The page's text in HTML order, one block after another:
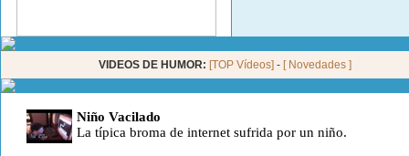
VIDEOS DE HUMOR: [TOP Vídeos] - [ Novedades ]